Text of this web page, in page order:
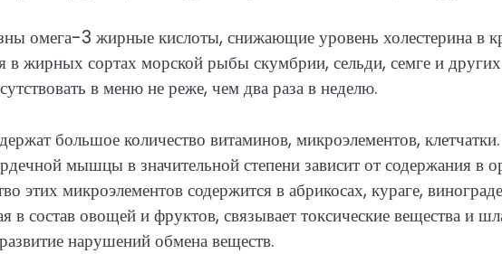
омега-3 жирные кислоты, снижающие уровень холестерина в
в жирных сортах морской рыбы скумбрии, сельди, семге и
в меню не реже, чем два раза в неделю.
большое количество витаминов, микроэлементов, клетчатки.
мышцы в значительной степени зависит от содержания в
этих микроэлементов содержится в абрикосах, кураге,
в состав овощей и фруктов, связывает токсические вещества и
нарушений обмена веществ.